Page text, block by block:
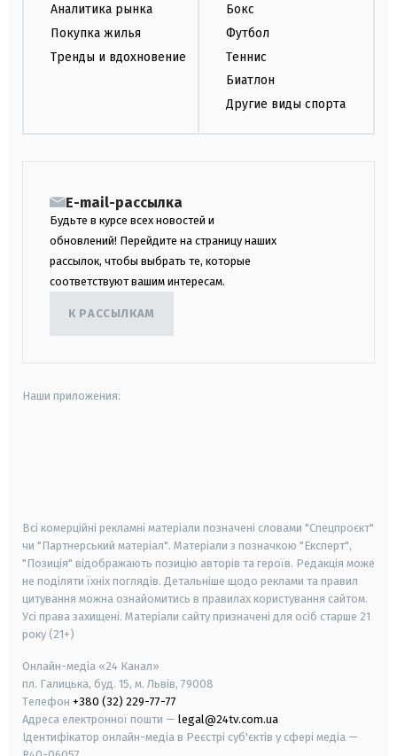
Аналитика рынка
Покупка жилья
Тренды и вдохновение
Бокс
Футбол
Теннис
Биатлон
Другие виды спорта
E-mail-рассылка
Будьте в курсе всех новостей и
обновлений! Перейдите на страницу наших
рассылок, чтобы выбрать те, которые
соответствуют вашим интересам.
К РАССЫЛКАМ
Наши приложения:
Всі комерційні рекламні матеріали позначені словами "Спецпроєкт"
чи "Партнерський матеріал". Матеріали з позначкою "Експерт",
"Позиція" відображають позицію авторів та героїв. Редакція може
не поділяти їхніх поглядів. Детальніше щодо реклами та правил
цитування можна ознайомитись в правилах користування сайтом.
Усі права захищені. Матеріали сайту призначені для осіб старше 21
року (21+)
Онлайн-медіа «24 Канал»
пл. Галицька, буд. 15, м. Львів, 79008
Телефон +380 (32) 229-77-77
Адреса електронної пошти — legal@24tv.com.ua
Ідентифікатор онлайн-медіа в Реєстрі суб'єктів у сфері медіа —